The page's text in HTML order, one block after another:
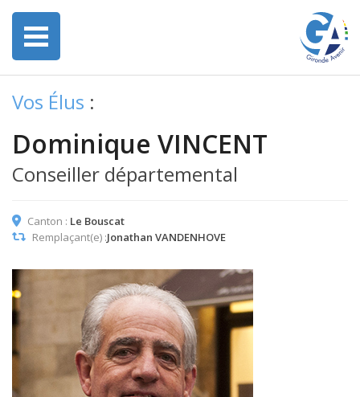
Vos Élus :
Dominique VINCENT
Conseiller départemental
Canton : Le Bouscat
Remplaçant(e) :Jonathan VANDENHOVE